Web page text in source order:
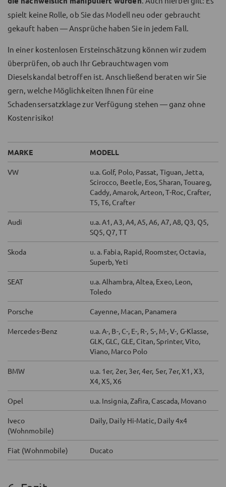
spielt keine Rolle, ob Sie das Modell neu oder gebraucht
gekauft haben — Ansprüche haben Sie in jedem Fall.
In einer kostenlosen Ersteinschätzung können wir zudem
überprüfen, ob auch Ihr Gebrauchtwagen vom
Dieselskandal betroffen ist. Anschließend beraten wir Sie
gern, welche Möglichkeiten Ihnen für eine
Schadensersatzklage zur Verfügung stehen — ganz ohne
Kostenrisiko!
MARKE MODELL
VW
u.a. Golf, Polo, Passat, Tiguan, Jetta,
Scirocco, Beetle, Eos, Sharan, Touareg,
Caddy, Amarok, Arteon, T-Roc, Crafter,
T5, T6, Crafter
Audi
u.a. A1, A3, A4, A5, A6, A7, A8, Q3, Q5,
SQ5, Q7, TT
Skoda
u. a. Fabia, Rapid, Roomster, Octavia,
Superb, Yeti
SEAT
u.a. Alhambra, Altea, Exeo, Leon,
Toledo
Porsche Cayenne, Macan, Panamera
Mercedes-Benz
u.a. A-, B-, C-, E-, R-, S-, M-, V-, G-Klasse,
GLK, GLC, GLE, Citan, Sprinter, Vito,
Viano, Marco Polo
BMW
u.a. 1er, 2er, 3er, 4er, 5er, 7er, X1, X3,
X4, X5, X6
Opel u.a. Insignia, Zafira, Cascada, Movano
Iveco
(Wohnmobile)
Daily, Daily Hi-Matic, Daily 4x4
Fiat (Wohnmobile) Ducato